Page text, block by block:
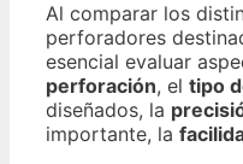
Al comparar los
perforadores
esencial evaluar
perforación, el tipo
diseñados, la
importante, la